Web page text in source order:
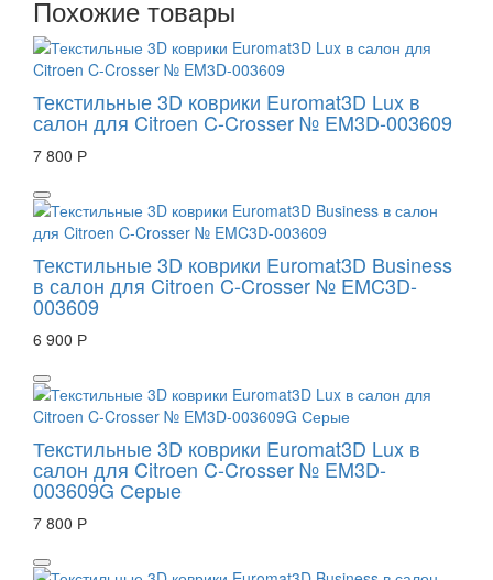
Похожие товары
Текстильные 3D коврики Euromat3D Lux в
салон для Citroen C-Crosser № EM3D-003609
7 800 Р
Текстильные 3D коврики Euromat3D Business
в салон для Citroen C-Crosser № EMC3D-
003609
6 900 Р
Текстильные 3D коврики Euromat3D Lux в
салон для Citroen C-Crosser № EM3D-
003609G Серые
7 800 Р